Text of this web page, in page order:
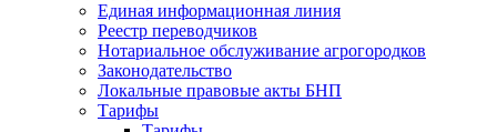
Единая информационная линия
Реестр переводчиков
Нотариальное обслуживание агрогородков
Законодательство
Локальные правовые акты БНП
Тарифы